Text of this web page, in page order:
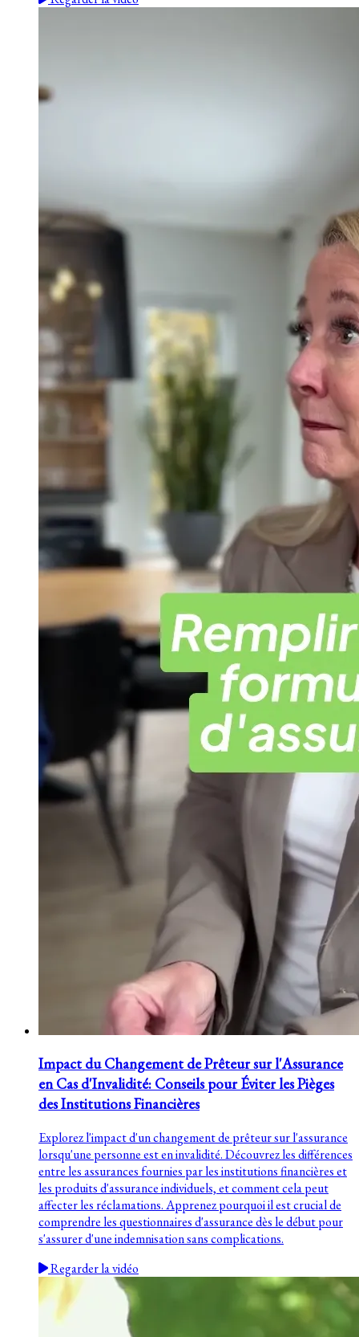
Impact du Changement de Prêteur sur l'Assurance
en Cas d'Invalidité: Conseils pour Éviter les Pièges
des Institutions Financières
Explorez l'impact d'un changement de prêteur sur l'assurance
lorsqu'une personne est en invalidité. Découvrez les différences
entre les assurances fournies par les institutions financières et
les produits d'assurance individuels, et comment cela peut
affecter les réclamations. Apprenez pourquoi il est crucial de
comprendre les questionnaires d'assurance dès le début pour
s'assurer d'une indemnisation sans complications.
Regarder la vidéo